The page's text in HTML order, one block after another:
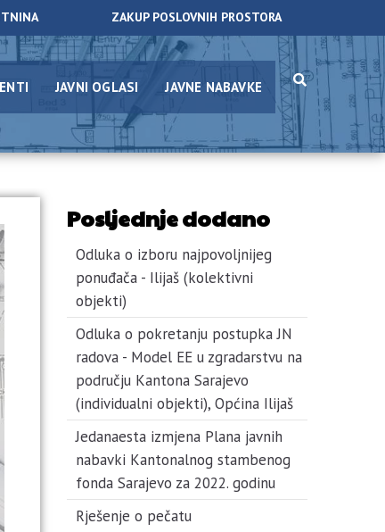
ZAKUP POSLOVNIH PROSTORA
JAVNI OGLASI JAVNE NABAVKE
Posljednje dodano
Odluka o izboru najpovoljnijeg
ponuđača - Ilijaš (kolektivni
objekti)
Odluka o pokretanju postupka JN
radova - Model EE u zgradarstvu na
području Kantona Sarajevo
(individualni objekti), Općina Ilijaš
Jedanaesta izmjena Plana javnih
nabavki Kantonalnog stambenog
fonda Sarajevo za 2022. godinu
Rješenje o pečatu